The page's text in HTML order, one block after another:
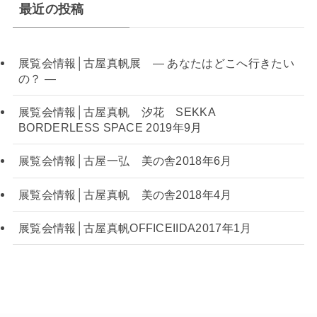
最近の投稿
展覧会情報│古屋真帆展 — あなたはどこへ行きたい
の？ —
展覧会情報│古屋真帆 汐花 SEKKA
BORDERLESS SPACE 2019年9月
展覧会情報│古屋一弘 美の舎2018年6月
展覧会情報│古屋真帆 美の舎2018年4月
展覧会情報│古屋真帆OFFICEIIDA2017年1月